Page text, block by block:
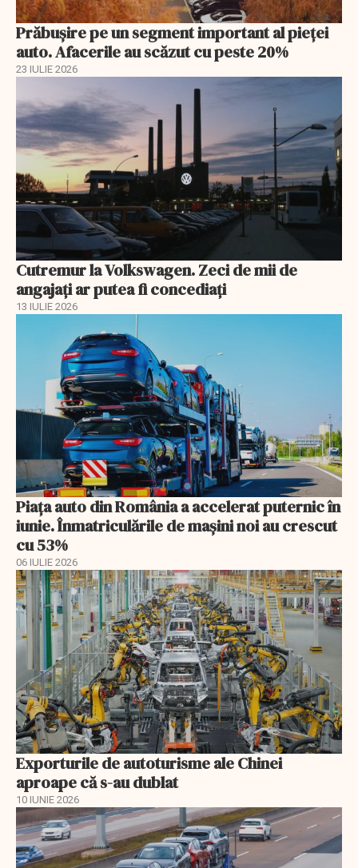
Prăbușire pe un segment important al pieței
auto. Afacerile au scăzut cu peste 20%
23 IULIE 2026
Cutremur la Volkswagen. Zeci de mii de
angajați ar putea fi concediați
13 IULIE 2026
Piața auto din România a accelerat puternic în
iunie. Înmatriculările de mașini noi au crescut
cu 53%
06 IULIE 2026
Exporturile de autoturisme ale Chinei
aproape că s-au dublat
10 IUNIE 2026